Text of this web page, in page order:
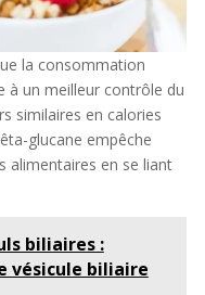
la consommation
à un meilleur contrôle du
similaires en calories
glucane empêche
alimentaires en se liant
biliaires :
vésicule biliaire